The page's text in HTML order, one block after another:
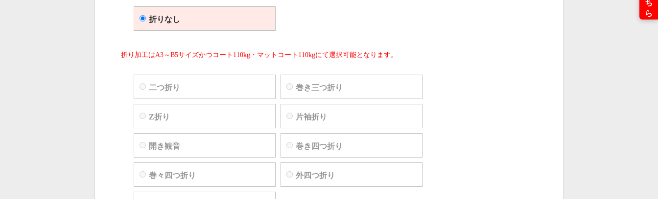
折りなし
折り加工はA3～B5サイズかつコート110kg・マットコート110kgにて選択可能となります。
二つ折り 巻き三つ折り
Z折り 片袖折り
開き観音 巻き四つ折り
巻々四つ折り 外四つ折り